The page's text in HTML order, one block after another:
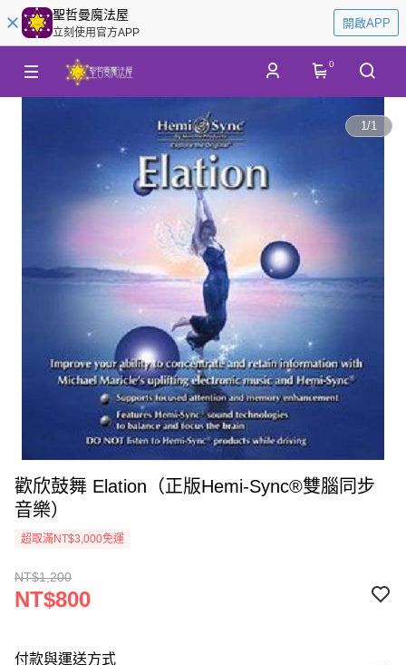
聖哲曼魔法屋
立刻使用官方APP
開啟APP
0
1/1
歡欣鼓舞 Elation（正版Hemi-Sync®雙腦同步
音樂）
超取滿NT$3,000免運
NT$1,200
NT$800
付款與運送方式